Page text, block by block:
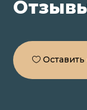
Оставить